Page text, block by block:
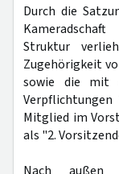
Durch die
Struktur
Zugehörigkeit
sowie die mit
Mitglied im
als "2.